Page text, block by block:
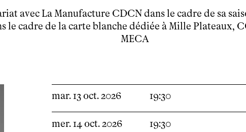
avec La Manufacture CDCN dans le cadre de sa
le cadre de la carte blanche dédiée à Mille Plateaux,
MECA
mar.13oct.2026 19:30
mer.14oct. 2026 19:30
Venir en groupe
Découvrir
Le théâtre
Espace partagé
Librairie